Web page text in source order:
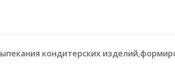
кондитерских